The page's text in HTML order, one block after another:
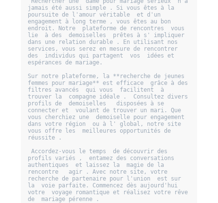
jamais été aussi simple . Si vous êtes à la
poursuite de l'amour véritable  et d'un
engagement à long terme , vous êtes au bon
endroit. Notre  plateforme de rencontres  vous
lie  à des  demoiselles  prêtes à s' impliquer
dans une relation durable . En utilisant nos
services, vous serez en mesure de rencontrer
des  individus qui partagent  vos  idées et
espérances de mariage.
Sur notre plateforme, la **recherche de jeunes
femmes pour mariage** est efficace  grâce à des
filtres avancés  qui vous  facilitent  à
trouver la  compagne idéale .  Consultez divers
profils de  demoiselles   disposées à se
connecter et  voulant de trouver un mari. Que
vous cherchiez une  demoiselle pour engagement
dans votre région  ou à l' global, notre site
vous offre les  meilleures opportunités de
réussite .
profils variés ,  entamez des conversations
authentiques  et laissez la  magie de la
rencontre   agir . Avec notre site, votre
recherche de partenaire pour l'union  est sur
la  voie parfaite. Commencez dès aujourd'hui
votre  voyage romantique et réalisez votre rêve
de  mariage pérenne .